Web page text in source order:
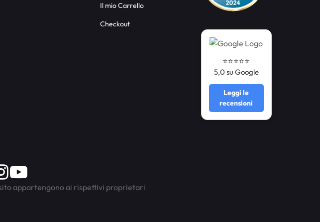
Il mio Carrello
Checkout
⭐️⭐️⭐️⭐️⭐️
5,0 su Google
Leggi le
recensioni
Instagram
Youtube
appartengono ai rispettivi proprietari